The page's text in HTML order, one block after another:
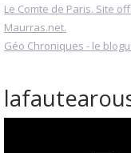
Le Comte de Paris. Site
Maurras.net.
Géo Chroniques - le